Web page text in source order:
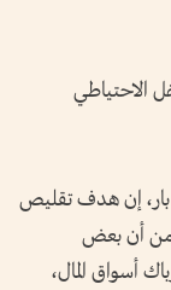
الاحتياطي
إن هدف تقليص
من أن بعض
أسواق المال،